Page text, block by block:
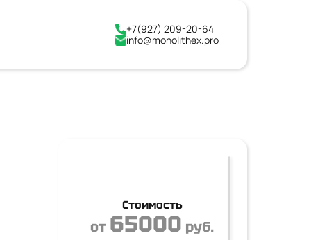
+7(927) 209-20-64
info@monolithex.pro
Стоимость
от 65000 руб.